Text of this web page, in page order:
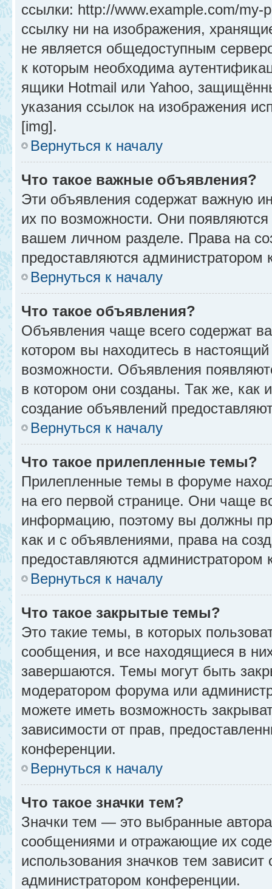
ссылки: http://www.example.com/
ссылку ни на изображения,
не является общедоступным
к которым необходима
ящики Hotmail или Yahoo,
указания ссылок на изображения
[img].
Вернуться к началу
Что такое важные объявления?
Эти объявления содержат важную
их по возможности. Они
вашем личном разделе. Права на
предоставляются администратором
Вернуться к началу
Что такое объявления?
Объявления чаще всего содержат
котором вы находитесь в
возможности. Объявления
в котором они созданы. Так же,
создание объявлений
Вернуться к началу
Что такое прилепленные темы?
Прилепленные темы в форуме
на его первой странице. Они чаще
информацию, поэтому вы должны
как и с объявлениями, права на
предоставляются администратором
Вернуться к началу
Что такое закрытые темы?
Это такие темы, в которых
сообщения, и все находящиеся в
завершаются. Темы могут быть
модератором форума или
можете иметь возможность
зависимости от прав,
конференции.
Вернуться к началу
Что такое значки тем?
Значки тем — это выбранные
сообщениями и отражающие их
использования значков тем
администратором конференции.